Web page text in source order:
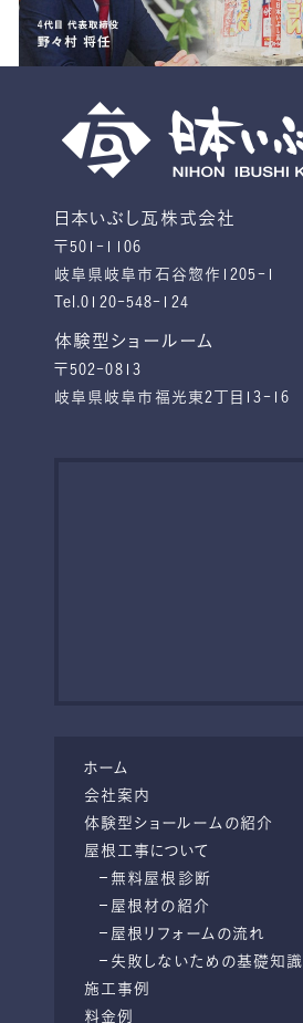
日本いぶし瓦株式会社
〒501-1106
岐阜県岐阜市石谷惣作1205-1
Tel.0120-548-124
体験型ショールーム
〒502-0813
岐阜県岐阜市福光東2丁目13-16
ホーム
会社案内
体験型ショールームの紹介
屋根工事について
無料屋根診断
屋根材の紹介
屋根リフォームの流れ
失敗しないための基礎知識
施工事例
料金例